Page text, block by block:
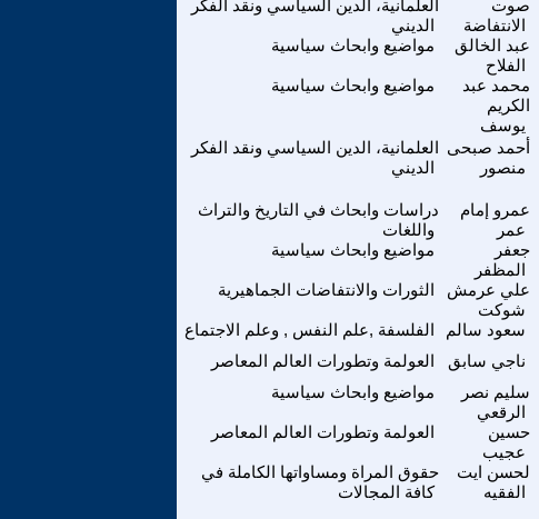
العلمانية، الدين السياسي ونقد الفكر
الديني
صوت
الانتفاضة
مواضيع وابحاث سياسية
عبد الخالق
الفلاح
مواضيع وابحاث سياسية
محمد عبد
الكريم
يوسف
العلمانية، الدين السياسي ونقد الفكر
الديني
أحمد صبحى
منصور
دراسات وابحاث في التاريخ والتراث
واللغات
عمرو إمام
عمر
مواضيع وابحاث سياسية
جعفر
المظفر
الثورات والانتفاضات الجماهيرية
علي عرمش
شوكت
الفلسفة ,علم النفس , وعلم الاجتماع سعود سالم
العولمة وتطورات العالم المعاصر
ناجي سابق
مواضيع وابحاث سياسية
سليم نصر
الرقعي
العولمة وتطورات العالم المعاصر
حسين
عجيب
حقوق المراة ومساواتها الكاملة في
كافة المجالات
لحسن ايت
الفقيه